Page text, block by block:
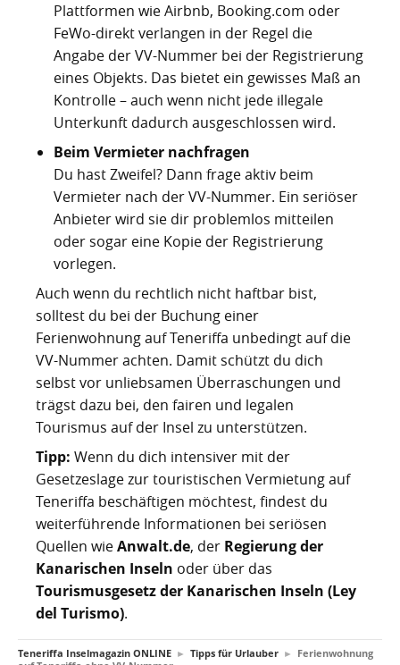
Plattformen wie Airbnb, Booking.com oder
FeWo-direkt verlangen in der Regel die
Angabe der VV-Nummer bei der Registrierung
eines Objekts. Das bietet ein gewisses Maß an
Kontrolle – auch wenn nicht jede illegale
Unterkunft dadurch ausgeschlossen wird.
Beim Vermieter nachfragen
Du hast Zweifel? Dann frage aktiv beim
Vermieter nach der VV-Nummer. Ein seriöser
Anbieter wird sie dir problemlos mitteilen
oder sogar eine Kopie der Registrierung
vorlegen.
Auch wenn du rechtlich nicht haftbar bist,
solltest du bei der Buchung einer
Ferienwohnung auf Teneriffa unbedingt auf die
VV-Nummer achten. Damit schützt du dich
selbst vor unliebsamen Überraschungen und
trägst dazu bei, den fairen und legalen
Tourismus auf der Insel zu unterstützen.
Tipp: Wenn du dich intensiver mit der
Gesetzeslage zur touristischen Vermietung auf
Teneriffa beschäftigen möchtest, findest du
weiterführende Informationen bei seriösen
Quellen wieAnwalt.de, der Regierung der
Kanarischen Inseln oder über das
Tourismusgesetz der Kanarischen Inseln (Ley
del Turismo).
Teneriffa Inselmagazin ONLINE ► Tipps für Urlauber ► Ferienwohnung